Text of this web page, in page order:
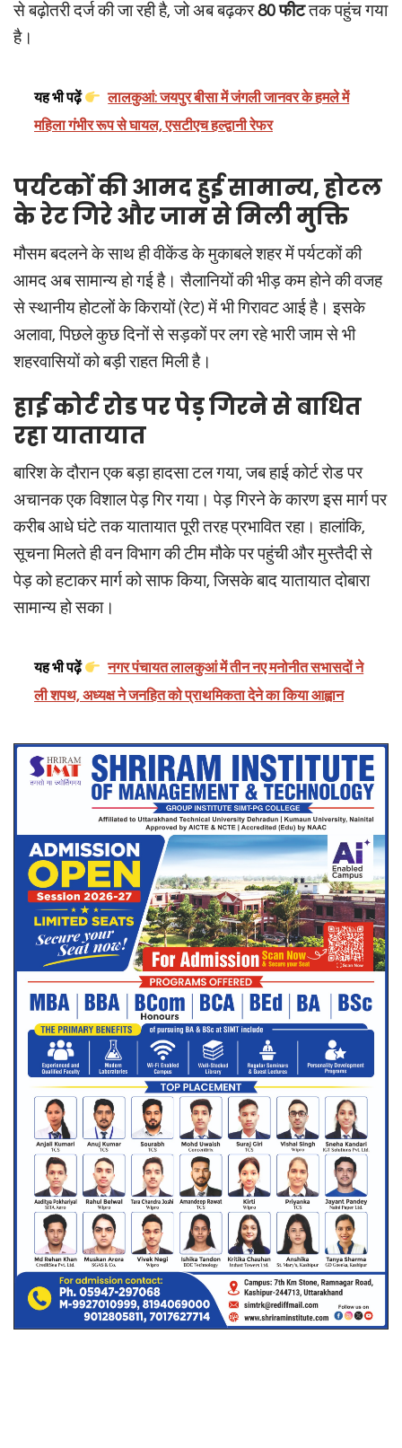
से बढ़ोतरी दर्ज की जा रही है, जो अब बढ़कर80 फीटतक पहुंच गया
है।
यह भी पढ़ें
लालकुआं: जयपुर बीसा में जंगली जानवर के हमले में
महिला गंभीर रूप से घायल, एसटीएच हल्द्वानी रेफर
पर्यटकों की आमद हुई सामान्य, होटल
के रेट गिरे और जाम से मिली मुक्ति
मौसम बदलने के साथ ही वीकेंड के मुकाबले शहर में पर्यटकों की
आमद अब सामान्य हो गई है। सैलानियों की भीड़ कम होने की वजह
से स्थानीय होटलों के किरायों (रेट) में भी गिरावट आई है। इसके
अलावा, पिछले कुछ दिनों से सड़कों पर लग रहे भारी जाम से भी
शहरवासियों को बड़ी राहत मिली है।
हाई कोर्ट रोड पर पेड़ गिरने से बाधित
रहा यातायात
बारिश के दौरान एक बड़ा हादसा टल गया, जब हाई कोर्ट रोड पर
अचानक एक विशाल पेड़ गिर गया। पेड़ गिरने के कारण इस मार्ग पर
करीब आधे घंटे तक यातायात पूरी तरह प्रभावित रहा। हालांकि,
सूचना मिलते ही वन विभाग की टीम मौके पर पहुंची और मुस्तैदी से
पेड़ को हटाकर मार्ग को साफ किया, जिसके बाद यातायात दोबारा
सामान्य हो सका।
यह भी पढ़ें
नगर पंचायत लालकुआं में तीन नए मनोनीत सभासदों ने
ली शपथ, अध्यक्ष ने जनहित को प्राथमिकता देने का किया आह्वान